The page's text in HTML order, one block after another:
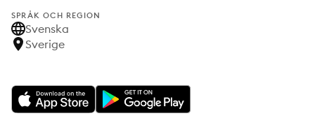
SPRÅK OCH REGION
Svenska
Sverige